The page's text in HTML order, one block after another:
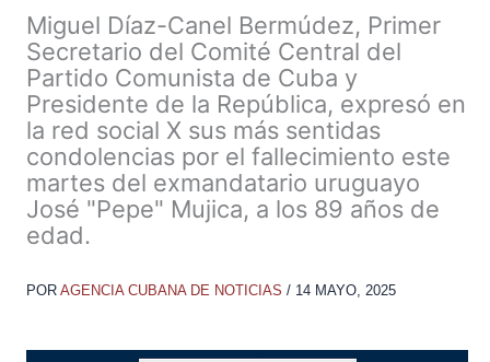
Miguel Díaz-Canel Bermúdez, Primer
Secretario del Comité Central del
Partido Comunista de Cuba y
Presidente de la República, expresó en
la red social X sus más sentidas
condolencias por el fallecimiento este
martes del exmandatario uruguayo
José "Pepe" Mujica, a los 89 años de
edad.
POR AGENCIA CUBANA DE NOTICIAS / 14 MAYO, 2025